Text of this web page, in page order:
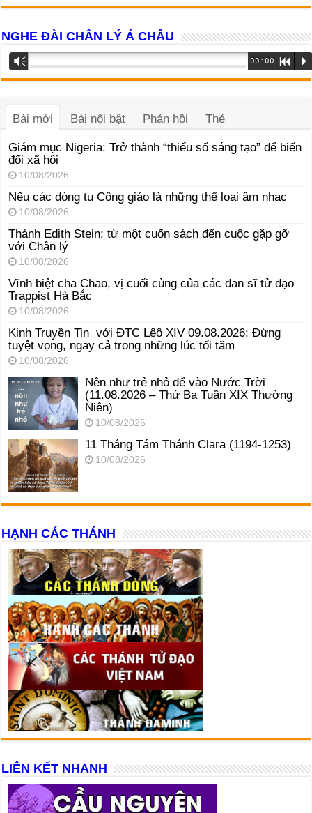
NGHE ĐÀI CHÂN LÝ Á CHÂU
Trình
phát
âm
Vm 00:00 R P
Bài mới Bài nổi bật Phản hồi Thẻ
Giám mục Nigeria: Trở thành “thiểu số sáng tạo” để biến
đổi xã hội
10/08/2026
Nếu các dòng tu Công giáo là những thể loại âm nhạc
10/08/2026
Thánh Edith Stein: từ một cuốn sách đến cuộc gặp gỡ
với Chân lý
10/08/2026
Vĩnh biệt cha Chao, vị cuối cùng của các đan sĩ tử đạo
Trappist Hà Bắc
10/08/2026
Kinh Truyền Tin với ĐTC Lêô XIV 09.08.2026: Đừng
tuyệt vọng, ngay cả trong những lúc tối tăm
10/08/2026
Nên như trẻ nhỏ để vào Nước Trời
(11.08.2026 – Thứ Ba Tuần XIX Thường
Niên)
10/08/2026
11 Tháng Tám Thánh Clara (1194-1253)
10/08/2026
HẠNH CÁC THÁNH
LIÊN KẾT NHANH